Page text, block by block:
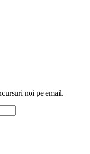
noi pe email.